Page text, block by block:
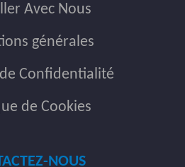
Avec Nous
générales
Confidentialité
de Cookies
NOUS